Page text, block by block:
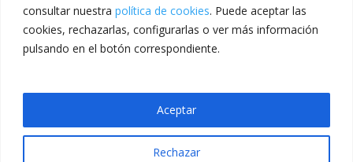
consultar nuestra política de cookies. Puede aceptar las
cookies, rechazarlas, configurarlas o ver más información
pulsando en el botón correspondiente.
Rechazar
Aceptar
Pospublicación
Escuela de formación